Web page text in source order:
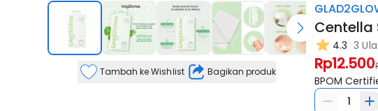
Tambah ke Wishlist Bagikan produk
Centella
4.3 3
Rp12.500
BPOM
1